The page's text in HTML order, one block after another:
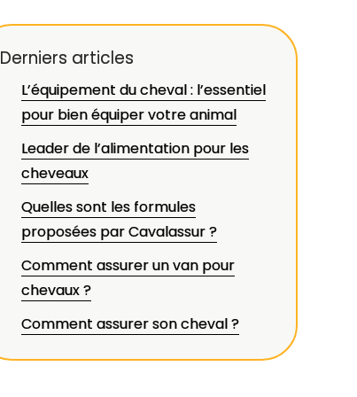
Derniers articles
L’équipement du cheval : l’essentiel
pour bien équiper votre animal
Leader de l’alimentation pour les
cheveaux
Quelles sont les formules
proposées par Cavalassur ?
Comment assurer un van pour
chevaux ?
Comment assurer son cheval ?